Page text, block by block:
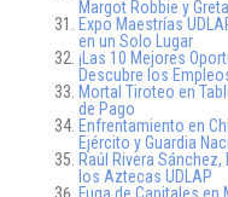
Margot Robbie y
Expo Maestrías
en un Solo Lugar
¡Las 10 Mejores
Descubre los
Mortal Tiroteo en
de Pago
Enfrentamiento en
Ejército y Guardia
Raúl Rivera
los Aztecas UDLAP